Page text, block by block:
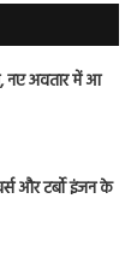
नए अवतार में आ
और टर्बो इंजन के